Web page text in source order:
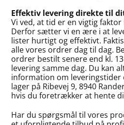
Effektiv levering direkte til
Vi ved, at tid er en vigtig
Derfor sætter vi en ære i at
lister hurtigt og effektivt.
alle vores ordrer dag til dag.
ordrer bestilt senere end kl.
levering samme dag. Du kan
information om leveringstider
lager på Ribevej 9, 8940
hvis du foretrækker at hente
Har du spørgsmål til vores